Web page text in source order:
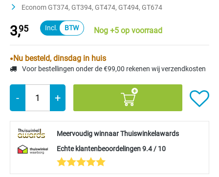
Econom GT374, GT394, GT474, GT494, GT674
3,95 Nog +5 op voorraad
Nu besteld, dinsdag in huis
Voor bestellingen onder de €99,00 rekenen wij verzendkosten
- +
Meervoudig winnaar Thuiswinkelawards
Echte klantenbeoordelingen 9.4 / 10